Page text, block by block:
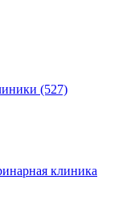
(527)
клиника